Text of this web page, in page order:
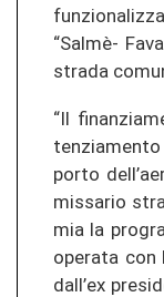
“Salmè-​
stra­da
“Il
por­to
mis­sa­rio
mia la
ope­ra­ta con
dall’ex